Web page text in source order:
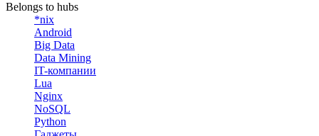
Belongs to hubs
*nix
Android
Big Data
Data Mining
IT-компании
Lua
Nginx
NoSQL
Python